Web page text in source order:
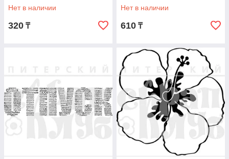
Нет в наличии
320 ₸
Нет в наличии
610 ₸